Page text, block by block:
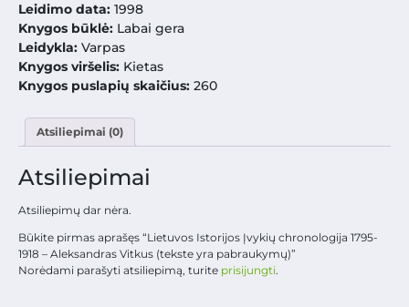
Leidimo data: 1998
Knygos būklė: Labai gera
Leidykla: Varpas
Knygos viršelis: Kietas
Knygos puslapių skaičius: 260
Atsiliepimai (0)
Atsiliepimai
Atsiliepimų dar nėra.
Būkite pirmas aprašęs “Lietuvos Istorijos Įvykių chronologija 1795-
1918 – Aleksandras Vitkus (tekste yra pabraukymų)”
Norėdami parašyti atsiliepimą, turite prisijungti.